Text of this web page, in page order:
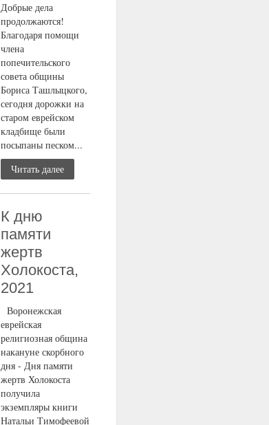
Добрые дела
продолжаются!
Благодаря помощи
члена
попечительского
совета общины
Бориса Ташлыцкого,
сегодня дорожки на
старом еврейском
кладбище были
посыпаны песком...
Читать далее
К дню
памяти
жертв
Холокоста,
2021
Воронежская
еврейская
религиозная община
накануне скорбного
дня - Дня памяти
жертв Холокоста
получила
экземпляры книги
Натальи Тимофеевой